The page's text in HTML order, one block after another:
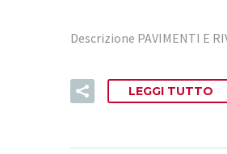
Descrizione PAVIMENTI E
LEGGI TUTTO